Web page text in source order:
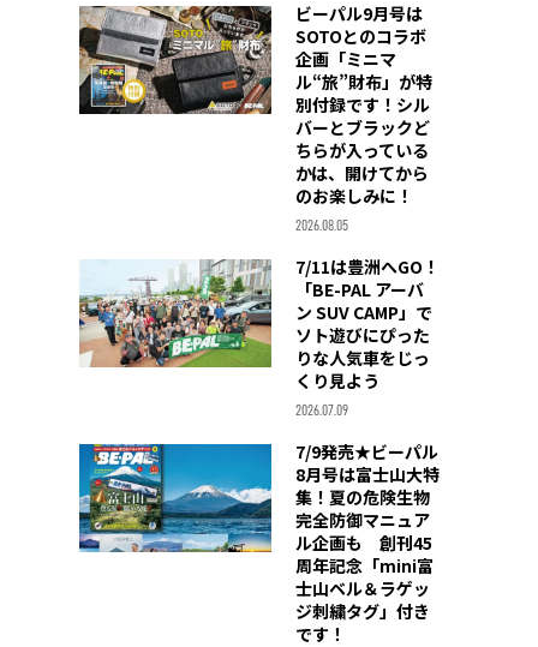
ビーパル9月号は
SOTOとのコラボ
企画「ミニマ
ル“旅”財布」が特
別付録です！シル
バーとブラックど
ちらが入っている
かは、開けてから
のお楽しみに！
2026.08.05
7/11は豊洲へGO！
「BE-PAL アーバ
ン SUV CAMP」で
ソト遊びにぴった
りな人気車をじっ
くり見よう
2026.07.09
7/9発売★ビーパル
8月号は富士山大特
集！夏の危険生物
完全防御マニュア
ル企画も 創刊45
周年記念「mini富
士山ベル＆ラゲッ
ジ刺繍タグ」付き
です！